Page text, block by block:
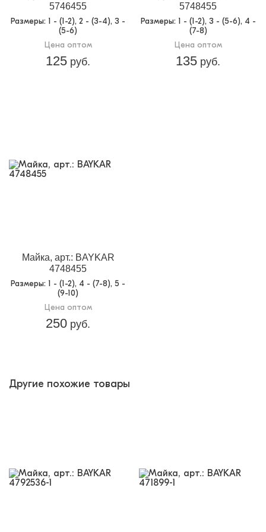
5746455
Размеры: 1 - (1-2), 2 - (3-4), 3 -
(5-6)
Цена оптом
125 руб.
5748455
Размеры: 1 - (1-2), 3 - (5-6), 4 -
(7-8)
Цена оптом
135 руб.
Майка, арт.: BAYKAR
4748455
Размеры: 1 - (1-2), 4 - (7-8), 5 -
(9-10)
Цена оптом
250 руб.
Другие похожие товары